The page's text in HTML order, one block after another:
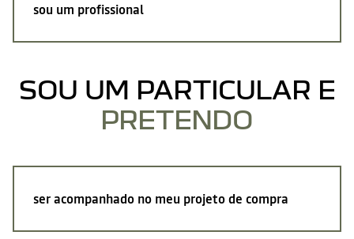
sou um profissional
SOU UM PARTICULAR E
PRETENDO
ser acompanhado no meu projeto de compra